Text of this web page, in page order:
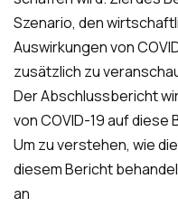
Szenario, den
Auswirkungen von
zusätzlich zu
Der Abschlussbericht
von COVID-19 auf diese
Um zu verstehen, wie
diesem Bericht
an